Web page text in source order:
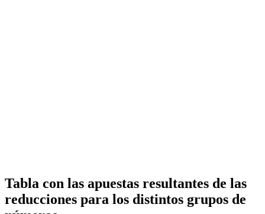
Tabla con las apuestas resultantes de las
reducciones para los distintos grupos de